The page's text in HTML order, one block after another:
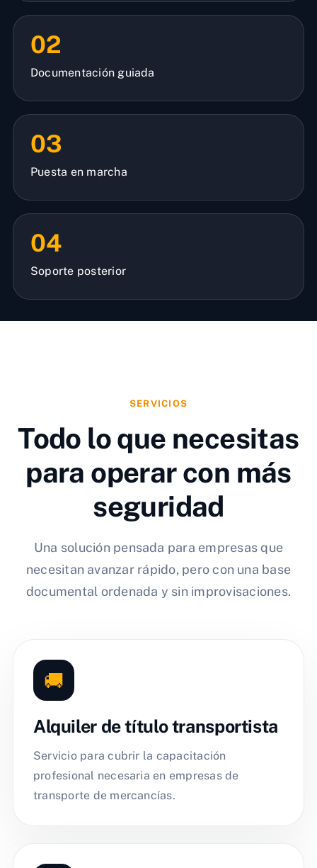
02
Documentación guiada
03
Puesta en marcha
04
Soporte posterior
SERVICIOS
Todo lo que necesitas
para operar con más
seguridad
Una solución pensada para empresas que
necesitan avanzar rápido, pero con una base
documental ordenada y sin improvisaciones.
🚚
Alquiler de título transportista
Servicio para cubrir la capacitación
profesional necesaria en empresas de
transporte de mercancías.